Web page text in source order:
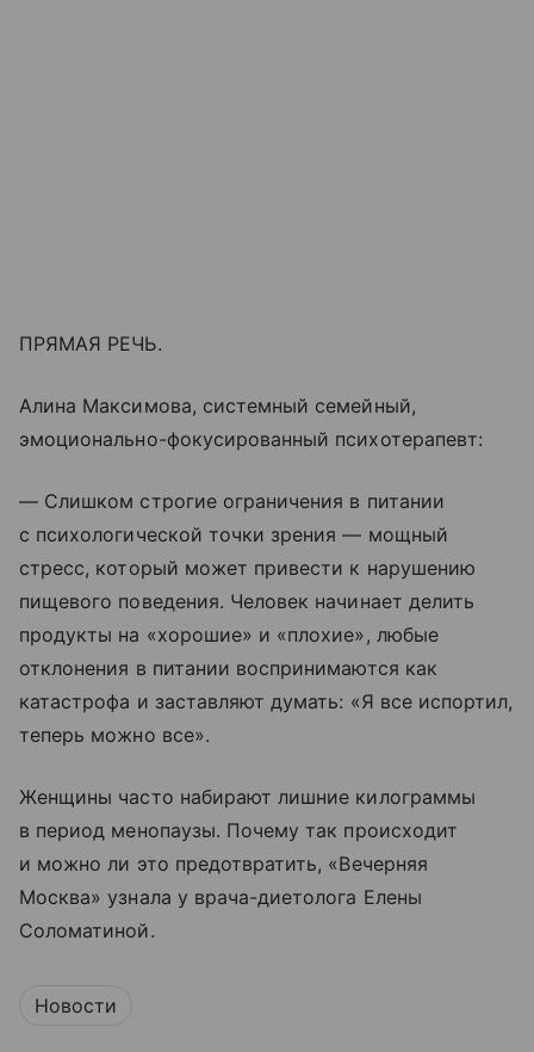
ПРЯМАЯ РЕЧЬ.
Алина Максимова, системный семейный,
эмоционально-фокусированный психотерапевт:
— Слишком строгие ограничения в питании
с психологической точки зрения — мощный
стресс, который может привести к нарушению
пищевого поведения. Человек начинает делить
продукты на «хорошие» и «плохие», любые
отклонения в питании воспринимаются как
катастрофа и заставляют думать: «Я все испортил,
теперь можно все».
Женщины часто набирают лишние килограммы
в период менопаузы. Почему так происходит
и можно ли это предотвратить, «Вечерняя
Москва» узнала у врача-диетолога Елены
Соломатиной.
Новости